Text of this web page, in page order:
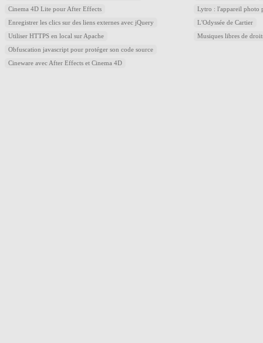
Cinema 4D Lite pour After Effects
Enregistrer les clics sur des liens externes avec jQuery
Utiliser HTTPS en local sur Apache
Obfuscation javascript pour protéger son code source
Cineware avec After Effects et Cinema 4D
Lytro : l'appareil photo
L'Odyssée de Cartier
Musiques libres de